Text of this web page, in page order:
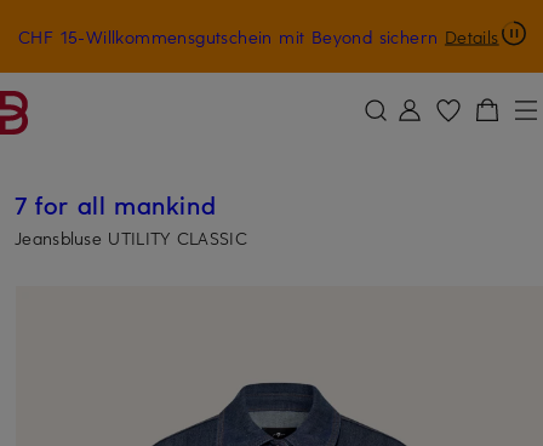
ZUM HAUPTINHALT ÜBERSPRINGEN ZUM SUCHFELD ÜBERSPRINGEN
CHF 15-Willkommensgutschein mit Beyond sichern Details
7 for all mankind
Jeansbluse UTILITY CLASSIC